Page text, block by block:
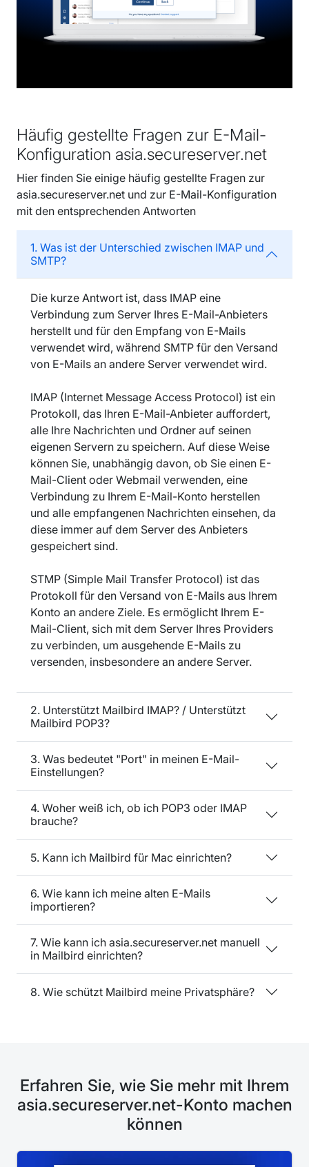
Häufig gestellte Fragen zur E-Mail-
Konfiguration asia.secureserver.net
Hier finden Sie einige häufig gestellte Fragen zur
asia.secureserver.net und zur E-Mail-Konfiguration
mit den entsprechenden Antworten
1. Was ist der Unterschied zwischen IMAP und
SMTP?
Die kurze Antwort ist, dass IMAP eine
Verbindung zum Server Ihres E-Mail-Anbieters
herstellt und für den Empfang von E-Mails
verwendet wird, während SMTP für den Versand
von E-Mails an andere Server verwendet wird.
IMAP (Internet Message Access Protocol) ist ein
Protokoll, das Ihren E-Mail-Anbieter auffordert,
alle Ihre Nachrichten und Ordner auf seinen
eigenen Servern zu speichern. Auf diese Weise
können Sie, unabhängig davon, ob Sie einen E-
Mail-Client oder Webmail verwenden, eine
Verbindung zu Ihrem E-Mail-Konto herstellen
und alle empfangenen Nachrichten einsehen, da
diese immer auf dem Server des Anbieters
gespeichert sind.
STMP (Simple Mail Transfer Protocol) ist das
Protokoll für den Versand von E-Mails aus Ihrem
Konto an andere Ziele. Es ermöglicht Ihrem E-
Mail-Client, sich mit dem Server Ihres Providers
zu verbinden, um ausgehende E-Mails zu
versenden, insbesondere an andere Server.
2. Unterstützt Mailbird IMAP? / Unterstützt
Mailbird POP3?
3. Was bedeutet "Port" in meinen E-Mail-
Einstellungen?
4. Woher weiß ich, ob ich POP3 oder IMAP
brauche?
5. Kann ich Mailbird für Mac einrichten?
6. Wie kann ich meine alten E-Mails
importieren?
7. Wie kann ich asia.secureserver.net manuell
in Mailbird einrichten?
8. Wie schützt Mailbird meine Privatsphäre?
Erfahren Sie, wie Sie mehr mit Ihrem
asia.secureserver.net-Konto machen
können